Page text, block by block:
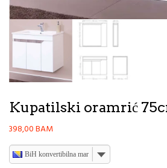
Kupatilski oramrić
398,00BAM
BiH konvertibilna marka